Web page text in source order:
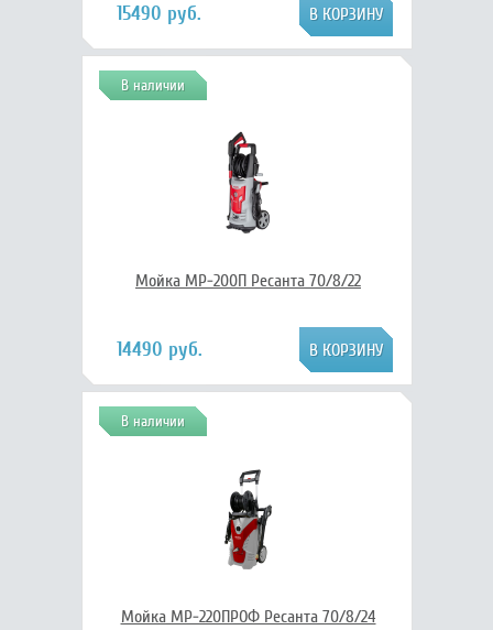
15490 руб.
В наличии
Мойка МР-200П Ресанта 70/8/22
14490 руб.
В наличии
Мойка МР-220ПРОФ Ресанта 70/8/24